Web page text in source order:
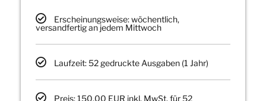
Erscheinungsweise: wöchentlich,
versandfertig an jedem Mittwoch
Laufzeit: 52 gedruckte Ausgaben (1 Jahr)
Preis: 150,00 EUR inkl. MwSt. für 52